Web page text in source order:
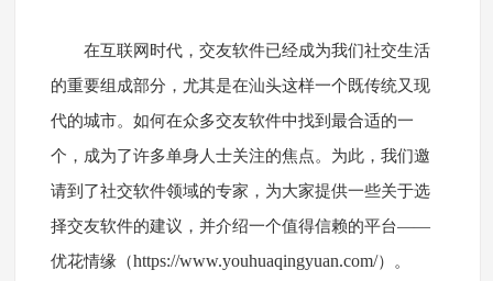
在互联网时代，交友软件已经成为我们社交生活
的重要组成部分，尤其是在汕头这样一个既传统又现
代的城市。如何在众多交友软件中找到最合适的一
个，成为了许多单身人士关注的焦点。为此，我们邀
请到了社交软件领域的专家，为大家提供一些关于选
择交友软件的建议，并介绍一个值得信赖的平台——
优花情缘（https://www.youhuaqingyuan.com/）。